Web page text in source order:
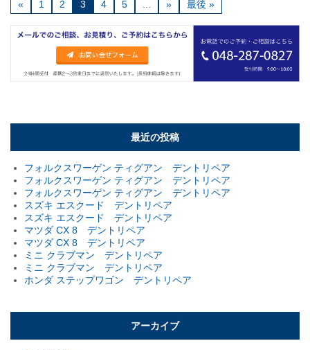
« 1 2 3 4 5 » 最後 »
最近の投稿
フォルクスワーゲン ティグアン デントリペア
フォルクスワーゲン ティグアン デントリペア
フォルクスワーゲン ティグアン デントリペア
スズキ エスクード デントリペア
スズキ エスクード デントリペア
マツダ CX 8 デントリペア
マツダ CX 8 デントリペア
ミニ クラブマン デントリペア
ミニ クラブマン デントリペア
ホンダ ステップワゴン デントリペア
アーカイブ